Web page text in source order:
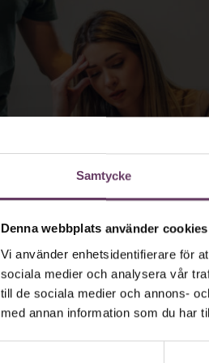
Samtycke
Denna webbplats använder cookies
Vi använder enhetsidentifierare för
sociala medier och analysera vår
till de sociala medier och annons-
med annan information som du har